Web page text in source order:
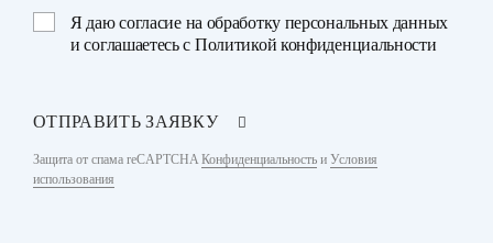
Я даюсогласие на обработку персональных данных
и соглашаетесь с Политикой конфиденциальности
ОТПРАВИТЬ ЗАЯВКУ
Защита от спама reCAPTCHA Конфиденциальность и Условия
использования